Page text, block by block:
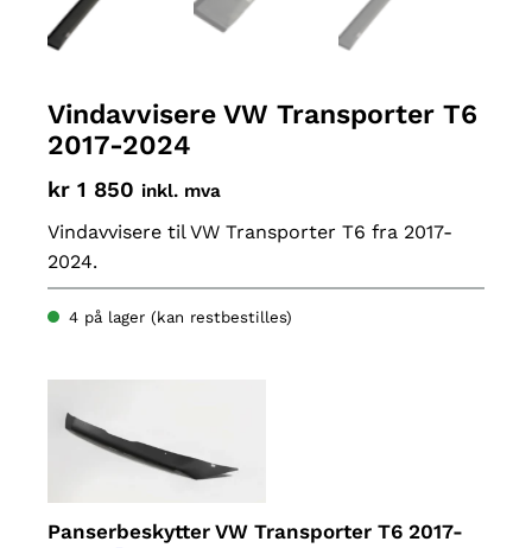
Vindavvisere VW Transporter T6
2017-2024
kr 1 850 inkl. mva
Vindavvisere til VW Transporter T6 fra 2017-
2024.
4 på lager (kan restbestilles)
Panserbeskytter VW Transporter T6 2017-